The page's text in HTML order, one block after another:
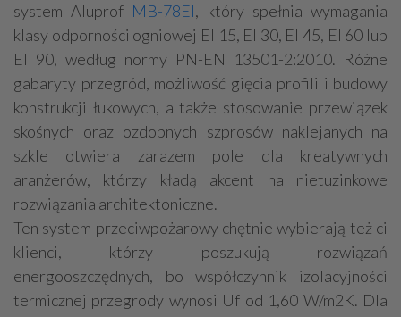
system Aluprof MB-78EI, który spełnia wymagania
klasy odporności ogniowej EI 15, EI 30, EI 45, EI 60 lub
EI 90, według normy PN-EN 13501-2:2010. Różne
gabaryty przegród, możliwość gięcia profili i budowy
konstrukcji łukowych, a także stosowanie przewiązek
skośnych oraz ozdobnych szprosów naklejanych na
szkle otwiera zarazem pole dla kreatywnych
aranżerów, którzy kładą akcent na nietuzinkowe
rozwiązania architektoniczne.
Ten system przeciwpożarowy chętnie wybierają też ci
klienci, którzy poszukują rozwiązań
energooszczędnych, bo współczynnik izolacyjności
termicznej przegrody wynosi Uf od 1,60 W/m2K. Dla